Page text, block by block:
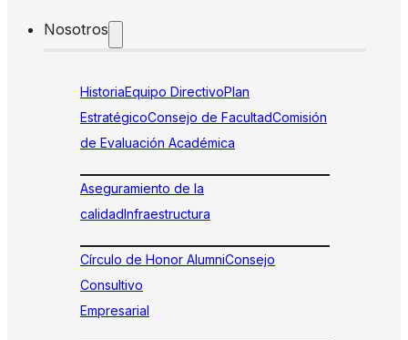
Nosotros
HistoriaEquipo DirectivoPlan
EstratégicoConsejo de FacultadComisión
de Evaluación Académica
Aseguramiento de la
calidadInfraestructura
Círculo de Honor AlumniConsejo
Consultivo
Empresarial